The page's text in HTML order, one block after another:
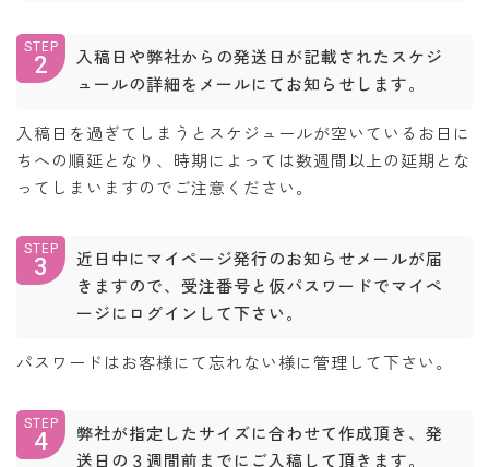
STEP
2
入稿日や弊社からの発送日が記載されたスケジ
ュールの詳細をメールにてお知らせします。
入稿日を過ぎてしまうとスケジュールが空いているお日に
ちへの順延となり、時期によっては数週間以上の延期とな
ってしまいますのでご注意ください。
STEP
3
近日中にマイページ発行のお知らせメールが届
きますので、受注番号と仮パスワードでマイペ
ージにログインして下さい。
パスワードはお客様にて忘れない様に管理して下さい。
STEP
4
弊社が指定したサイズに合わせて作成頂き、発
送日の３週間前までにご入稿して頂きます。